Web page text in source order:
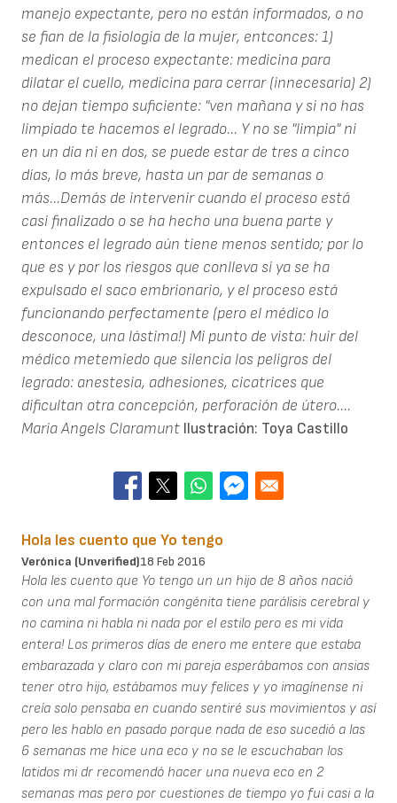
manejo expectante, pero no están informados, o no
se fian de la fisiologia de la mujer, entconces: 1)
medican el proceso expectante: medicina para
dilatar el cuello, medicina para cerrar (innecesaria) 2)
no dejan tiempo suficiente: "ven mañana y si no has
limpiado te hacemos el legrado... Y no se "limpia" ni
en un día ni en dos, se puede estar de tres a cinco
días, lo más breve, hasta un par de semanas o
más...Demás de intervenir cuando el proceso está
casi finalizado o se ha hecho una buena parte y
entonces el legrado aún tiene menos sentido; por lo
que es y por los riesgos que conlleva si ya se ha
expulsado el saco embrionario, y el proceso está
funcionando perfectamente (pero el médico lo
desconoce, una lástima!) Mi punto de vista: huir del
médico metemiedo que silencia los peligros del
legrado: anestesia, adhesiones, cicatrices que
dificultan otra concepción, perforación de útero....
Maria Angels Claramunt Ilustración: Toya Castillo
Hola les cuento que Yo tengo
Verónica (unverified)18 Feb 2016
Hola les cuento que Yo tengo un un hijo de 8 años nació
con una mal formación congénita tiene parálisis cerebral y
no camina ni habla ni nada por el estilo pero es mi vida
entera! Los primeros días de enero me entere que estaba
embarazada y claro con mi pareja esperábamos con ansias
tener otro hijo, estábamos muy felices y yo imagínense ni
creía solo pensaba en cuando sentiré sus movimientos y así
pero les hablo en pasado porque nada de eso sucedió a las
6 semanas me hice una eco y no se le escuchaban los
latidos mi dr recomendó hacer una nueva eco en 2
semanas mas pero por cuestiones de tiempo yo fui casi a la